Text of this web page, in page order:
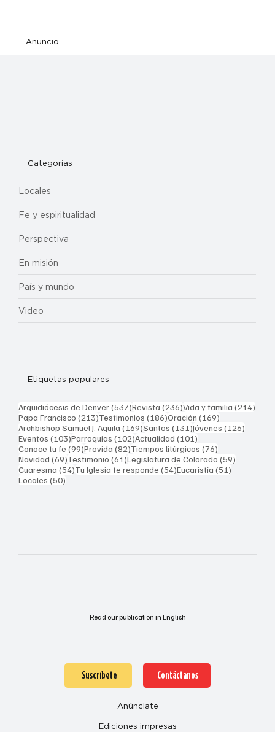
Anuncio
Categorías
Locales
Fe y espiritualidad
Perspectiva
En misión
País y mundo
Video
Etiquetas populares
Arquidiócesis de Denver(537)537 entradas
Revista (236)236 entradas
Vida y familia (214)
Papa Francisco (213)213 entradas
Testimonios (186)186 entradas
Oración (169)
Archbishop Samuel J. Aquila (169)169 entradas
Santos (131)131 entradas
Jóvenes (126)
Eventos (103)103 entradas
Parroquias (102)102 entradas
Actualidad (101)
Conoce tu fe (99)99 entradas
Provida (82)82 entradas
Tiempos litúrgicos (76)
Navidad (69)69 entradas
Testimonio (61)61 entradas
Legislatura de Colorado (59)
Cuaresma (54)54 entradas
Tu Iglesia te responde (54)54 entradas
Eucaristía (51)
Locales (50)
Read our publication in English
Suscríbete Contáctanos
Anúnciate
Ediciones impresas